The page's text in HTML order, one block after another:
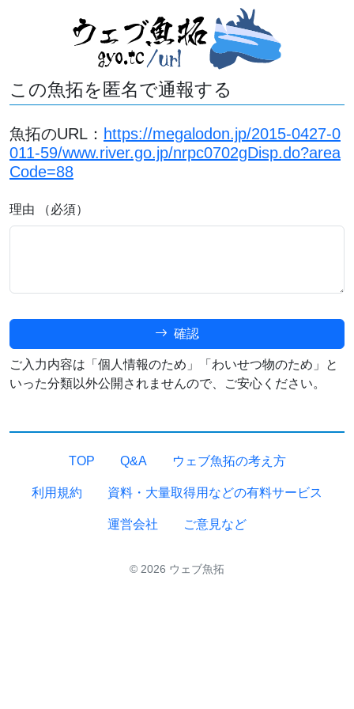
この魚拓を匿名で通報する
魚拓のURL： https://megalodon.jp/2015-0427-0
011-59/www.river.go.jp/nrpc0702gDisp.do?area
Code=88
理由 （必須）
確認
ご入力内容は「個人情報のため」「わいせつ物のため」と
いった分類以外公開されませんので、ご安心ください。
TOP Q&A ウェブ魚拓の考え方
利用規約 資料・大量取得用などの有料サービス
運営会社 ご意見など
© 2026 ウェブ魚拓